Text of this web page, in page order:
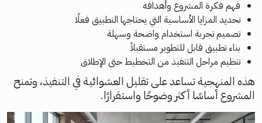
فهم فكرة المشروع وأهدافه
تحديد المزايا الأساسية التي يحتاجها التطبيق فعلًا
تصميم تجربة استخدام واضحة وسهلة
بناء تطبيق قابل للتطوير مستقبلاً
تنظيم مراحل التنفيذ من التخطيط حتى الإطلاق
هذه المنهجية تساعد على تقليل العشوائية في التنفيذ، وتمنح
المشروع أساسًا أكثر وضوحًا واستقرارًا.